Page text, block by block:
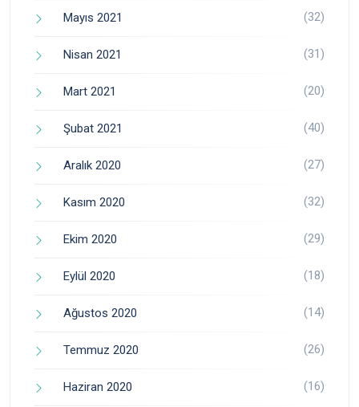
Mayıs 2021 (32)
Nisan 2021 (31)
Mart 2021 (20)
Şubat 2021 (40)
Aralık 2020 (27)
Kasım 2020 (32)
Ekim 2020 (29)
Eylül 2020 (18)
Ağustos 2020 (14)
Temmuz 2020 (26)
Haziran 2020 (16)